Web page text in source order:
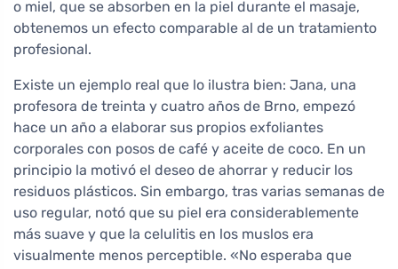
o miel, que se absorben en la piel durante el masaje,
obtenemos un efecto comparable al de un tratamiento
profesional.
Existe un ejemplo real que lo ilustra bien: Jana, una
profesora de treinta y cuatro años de Brno, empezó
hace un año a elaborar sus propios exfoliantes
corporales con posos de café y aceite de coco. En un
principio la motivó el deseo de ahorrar y reducir los
residuos plásticos. Sin embargo, tras varias semanas de
uso regular, notó que su piel era considerablemente
más suave y que la celulitis en los muslos era
visualmente menos perceptible. «No esperaba que